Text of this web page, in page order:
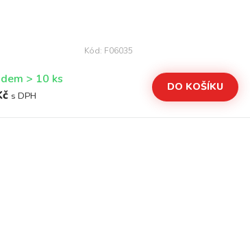
Kód: F06035
Skladem > 10 ks
s DPH
DO KOŠÍKU